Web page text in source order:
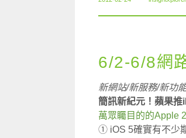
6/2-6/8網
新網站/新服務/新功
簡訊新紀元！蘋果
萬眾矚目的的Apple
① iOS 5確實有不少